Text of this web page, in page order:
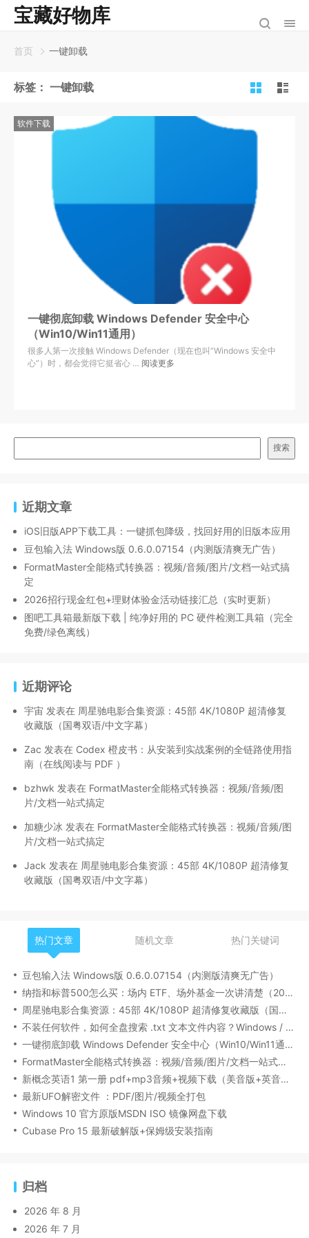
宝藏好物库
首页 一键卸载
标签： 一键卸载
软件下载
一键彻底卸载 Windows Defender 安全中心
（Win10/Win11通用）
很多人第一次接触 Windows Defender（现在也叫“Windows 安全中
心”）时，都会觉得它挺省心 … 阅读更多
搜索
近期文章
iOS旧版APP下载工具：一键抓包降级，找回好用的旧版本应用
豆包输入法 Windows版 0.6.0.07154（内测版清爽无广告）
FormatMaster全能格式转换器：视频/音频/图片/文档一站式搞
定
2026招行现金红包+理财体验金活动链接汇总（实时更新）
图吧工具箱最新版下载 | 纯净好用的 PC 硬件检测工具箱（完全
免费/绿色离线）
近期评论
宇宙 发表在 周星驰电影合集资源：45部 4K/1080P 超清修复
收藏版（国粤双语/中文字幕）
Zac 发表在 Codex 橙皮书：从安装到实战案例的全链路使用指
南（在线阅读与 PDF ）
bzhwk 发表在 FormatMaster全能格式转换器：视频/音频/图
片/文档一站式搞定
加糖少冰 发表在 FormatMaster全能格式转换器：视频/音频/图
片/文档一站式搞定
Jack 发表在 周星驰电影合集资源：45部 4K/1080P 超清修复
收藏版（国粤双语/中文字幕）
热门文章 随机文章 热门关键词
豆包输入法 Windows版 0.6.0.07154（内测版清爽无广告）
纳指和标普500怎么买：场内 ETF、场外基金一次讲清楚（2026 最新版）
周星驰电影合集资源：45部 4K/1080P 超清修复收藏版（国粤双语/中文字幕）
不装任何软件，如何全盘搜索 .txt 文本文件内容？Windows / Linux / macOS 的命令行指南
一键彻底卸载 Windows Defender 安全中心（Win10/Win11通用）
FormatMaster全能格式转换器：视频/音频/图片/文档一站式搞定
新概念英语1 第一册 pdf+mp3音频+视频下载（美音版+英音版）
最新UFO解密文件 ：PDF/图片/视频全打包
Windows 10 官方原版MSDN ISO 镜像网盘下载
Cubase Pro 15 最新破解版+保姆级安装指南
归档
2026 年 8 月
2026 年 7 月